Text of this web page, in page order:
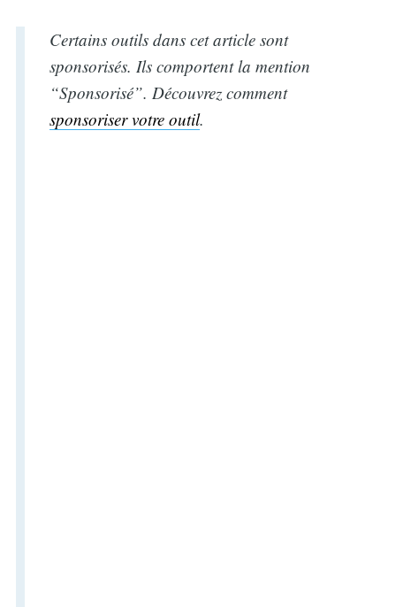
Certains outils dans cet article sont
sponsorisés. Ils comportent la mention
“Sponsorisé”. Découvrez comment
sponsoriser votre outil.